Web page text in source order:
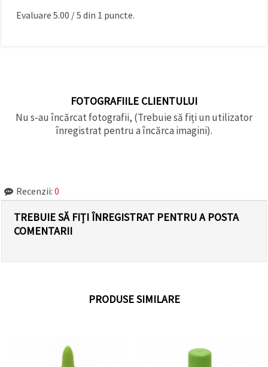
Evaluare 5.00 /5 din 1 puncte.
FOTOGRAFIILE CLIENTULUI
Nu s-au încărcat fotografii, (Trebuie să fiți un utilizator
înregistrat pentru a încărca imagini).
Recenzii: 0
TREBUIE SĂ FIȚI ÎNREGISTRAT PENTRU A POSTA
COMENTARII
PRODUSE SIMILARE